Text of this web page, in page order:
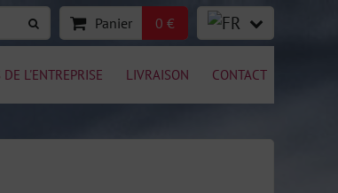
Panier 0 €
L'ENTREPRISE LIVRAISON CONTACT